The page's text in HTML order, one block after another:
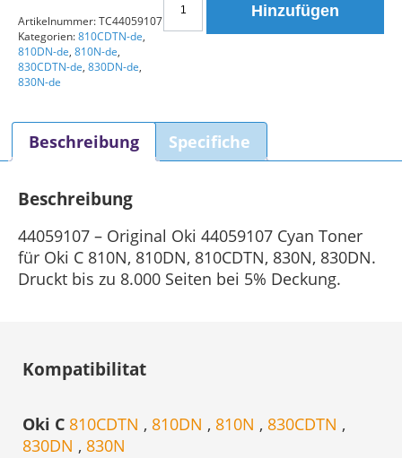
44059107
Original
Hinzufügen
Artikelnummer:TC44059107
Kategorien:810CDTN-de,
810DN-de, 810N-de,
830CDTN-de, 830DN-de,
830N-de
Beschreibung Specifiche
Beschreibung
44059107 – Original Oki 44059107 Cyan Toner
für Oki C 810N, 810DN, 810CDTN, 830N, 830DN.
Druckt bis zu 8.000 Seiten bei 5% Deckung.
Kompatibilitat
Oki C 810CDTN , 810DN , 810N , 830CDTN ,
830DN , 830N